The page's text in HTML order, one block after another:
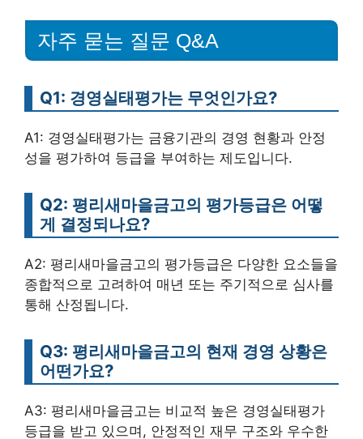
자주 묻는 질문 Q&A
Q1: 경영실태평가는 무엇인가요?
A1: 경영실태평가는 금융기관의 경영 현황과 안정
성을 평가하여 등급을 부여하는 제도입니다.
Q2: 평리새마을금고의 평가등급은 어떻
게 결정되나요?
A2: 평리새마을금고의 평가등급은 다양한 요소들을
종합적으로 고려하여 매년 또는 주기적으로 심사를
통해 산정됩니다.
Q3: 평리새마을금고의 현재 경영 상황은
어떤가요?
A3: 평리새마을금고는 비교적 높은 경영실태평가
등급을 받고 있으며, 안정적인 재무 구조와 우수한